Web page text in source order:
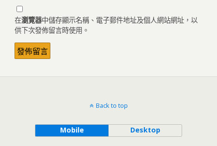
在瀏覽器中儲存顯示名稱、電子郵件地址及個人網站網址，以
供下次發佈留言時使用。
Back to top
Mobile Desktop